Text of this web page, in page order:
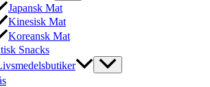
Japansk Mat
Kinesisk Mat
Koreansk Mat
Snacks